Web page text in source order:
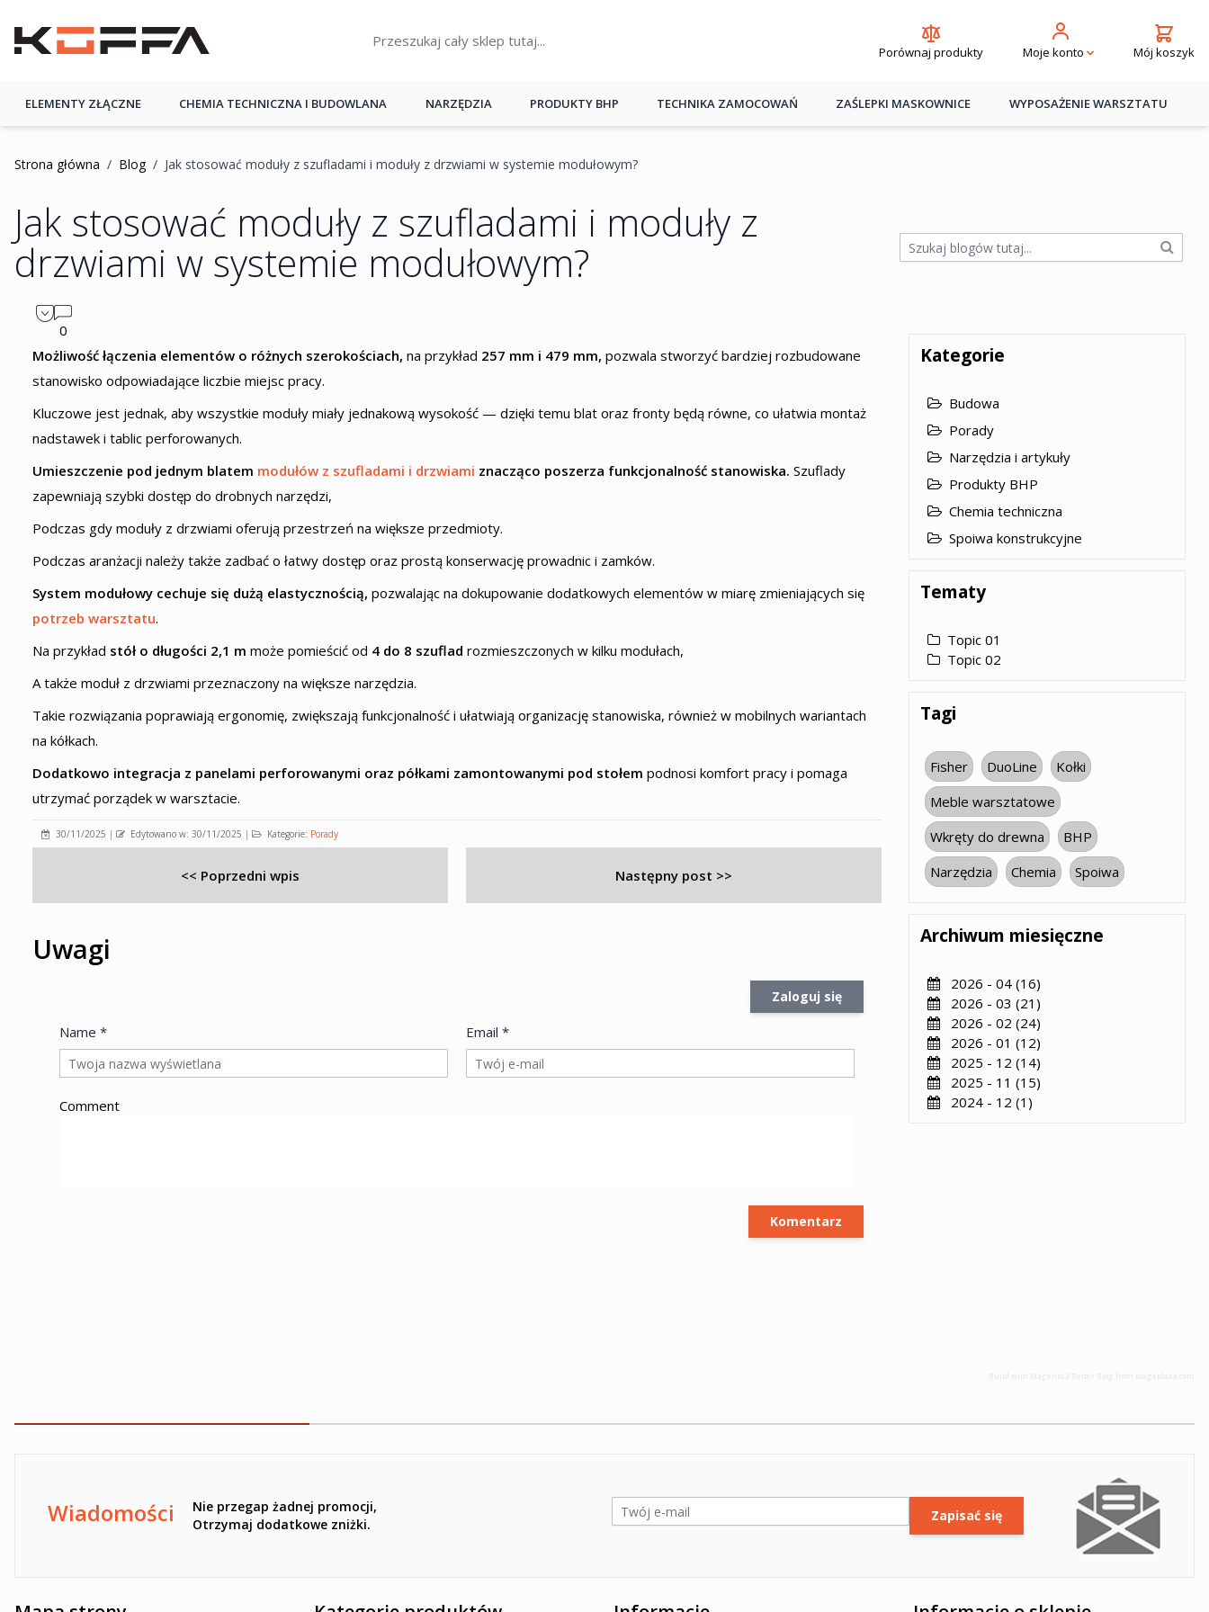
KOFFA Porównaj produkty Moje konto Mój koszyk
ELEMENTY ZŁĄCZNE CHEMIA TECHNICZNA I BUDOWLANA NARZĘDZIA PRODUKTY BHP TECHNIKA ZAMOCOWAŃ ZAŚLEPKI MASKOWNICE WYPOSAŻENIE WARSZTATU
Strona główna / Blog / Jak stosować moduły z szufladami i moduły z drzwiami w systemie modułowym?
Jak stosować moduły z szufladami i moduły z
drzwiami w systemie modułowym?
0
Możliwość łączenia elementów o różnych szerokościach, na przykład 257 mm i 479 mm, pozwala stworzyć bardziej rozbudowane
stanowisko odpowiadające liczbie miejsc pracy.
Kluczowe jest jednak, aby wszystkie moduły miały jednakową wysokość — dzięki temu blat oraz fronty będą równe, co ułatwia montaż
nadstawek i tablic perforowanych.
Umieszczenie pod jednym blatem modułów z szufladami i drzwiami znacząco poszerza funkcjonalność stanowiska. Szuflady
zapewniają szybki dostęp do drobnych narzędzi,
Podczas gdy moduły z drzwiami oferują przestrzeń na większe przedmioty.
Podczas aranżacji należy także zadbać o łatwy dostęp oraz prostą konserwację prowadnic i zamków.
System modułowy cechuje się dużą elastycznością, pozwalając na dokupowanie dodatkowych elementów w miarę zmieniających się
potrzeb warsztatu.
Na przykład stół o długości 2,1 m może pomieścić od 4 do 8 szuflad rozmieszczonych w kilku modułach,
A także moduł z drzwiami przeznaczony na większe narzędzia.
Takie rozwiązania poprawiają ergonomię, zwiększają funkcjonalność i ułatwiają organizację stanowiska, również w mobilnych wariantach
na kółkach.
Dodatkowo integracja z panelami perforowanymi oraz półkami zamontowanymi pod stołem podnosi komfort pracy i pomaga
utrzymać porządek w warsztacie.
30/11/2025 | Edytowano w: 30/11/2025 | Kategorie: Porady
<< Poprzedni wpis Następny post >>
Uwagi
Zaloguj się
Name * Email *
Comment
Komentarz
Kategorie
Budowa
Porady
Narzędzia i artykuły
Produkty BHP
Chemia techniczna
Spoiwa konstrukcyjne
Tematy
Topic 01
Topic 02
Tagi
Fisher DuoLine
Kołki
Meble warsztatowe
Wkręty do drewna
BHP
Narzędzia
Chemia Spoiwa
Archiwum miesięczne
2026 - 04 (16)
2026 - 03 (21)
2026 - 02 (24)
2026 - 01 (12)
2025 - 12 (14)
2025 - 11 (15)
2024 - 12 (1)
Wiadomości
Nie przegap żadnej promocji,
Otrzymaj dodatkowe zniżki.
Adres e-mail
Zapisać się
Ten formularz jest chroniony przez reCAPTCHA - Polityka prywatności Google Warunki korzystania z usługi.